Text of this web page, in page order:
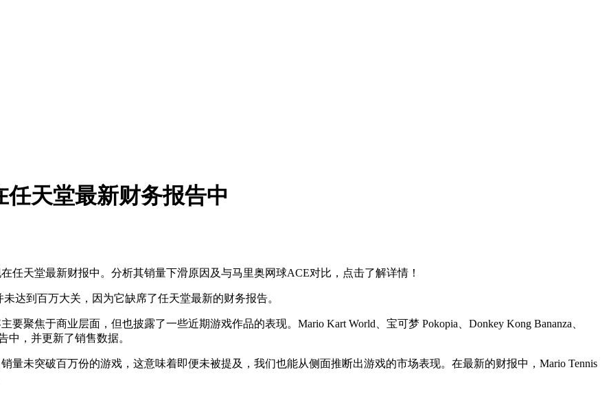
任天堂最新财务报告中
任天堂最新财报中。分析其销量下滑原因及与马里奥网球ACE对比，点击了解详情！
达到百万大关，因为它缺席了任天堂最新的财务报告。
聚焦于商业层面，但也披露了一些近期游戏作品的表现。Mario Kart World、宝可梦 Pokopia、Donkey Kong Bananza、
中，并更新了销售数据。
量未突破百万份的游戏，这意味着即便未被提及，我们也能从侧面推断出游戏的市场表现。在最新的财报中，Mario Tennis